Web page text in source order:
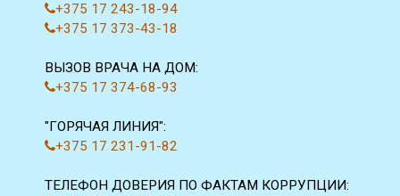
+375 17 243-18-94
+375 17 373-43-18
ВЫЗОВ ВРАЧА НА ДОМ:
+375 17 374-68-93
"ГОРЯЧАЯ ЛИНИЯ":
+375 17 231-91-82
ТЕЛЕФОН ДОВЕРИЯ ПО ФАКТАМ КОРРУПЦИИ: